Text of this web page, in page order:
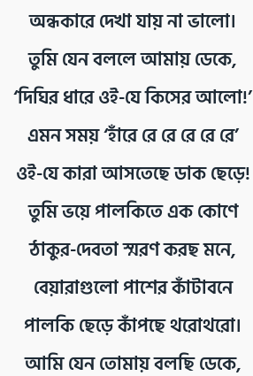
অন্ধকারে দেখা যায় না ভালো।
তুমি যেন বললে আমায় ডেকে,
‘দিঘির ধারে ওই-যে কিসের আলো!’
এমন সময় ‘হাঁরে রে রে রে রে রে’
ওই-যে কারা আসতেছে ডাক ছেড়ে!
তুমি ভয়ে পালকিতে এক কোণে
ঠাকুর-দেবতা স্মরণ করছ মনে,
বেয়ারাগুলো পাশের কাঁটাবনে
পালকি ছেড়ে কাঁপছে থরোথরো।
আমি যেন তোমায় বলছি ডেকে,